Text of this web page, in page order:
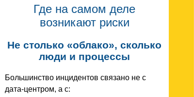
Где на самом деле
возникают риски
Не столько «облако», сколько
люди и процессы
Большинство инцидентов связано не с
дата-центром, а с: